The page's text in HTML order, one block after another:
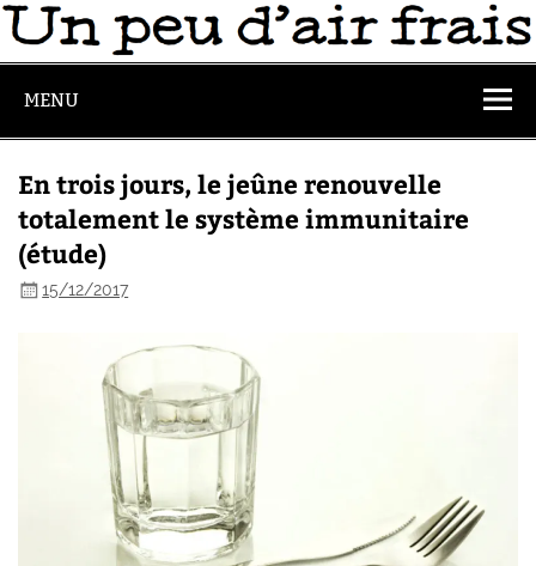
MENU
En trois jours, le jeûne renouvelle
totalement le système immunitaire
(étude)
15/12/2017